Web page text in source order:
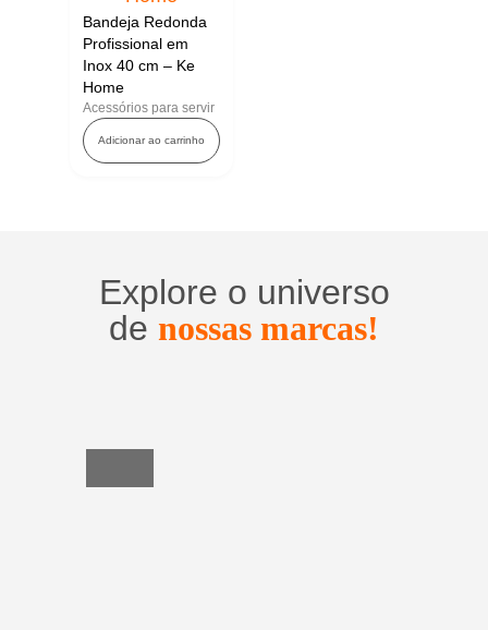
Bandeja Redonda
Profissional em
Inox 40 cm – Ke
Home
Acessórios para servir
Adicionar ao carrinho
Explore o universo
de nossas marcas!